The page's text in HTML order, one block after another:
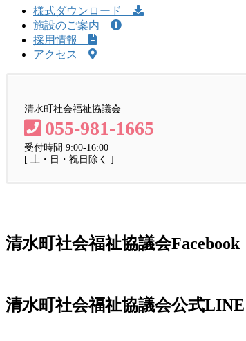
様式ダウンロード
施設のご案内
採用情報
アクセス
清水町社会福祉協議会
055-981-1665
受付時間 9:00-16:00
[ 土・日・祝日除く ]
清水町社会福祉協議会Facebook
清水町社会福祉協議会公式LINE